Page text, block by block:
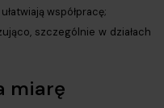
współpracę;
szczególnie w działach
miarę